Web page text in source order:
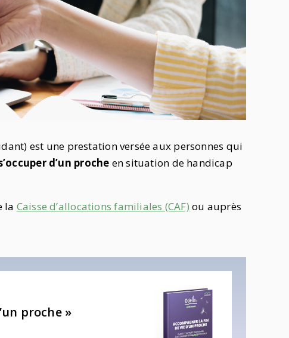
est une prestation versée aux personnes qui
d’un proche en situation de handicap
la Caisse d’allocations familiales (CAF) ou auprès
proche »